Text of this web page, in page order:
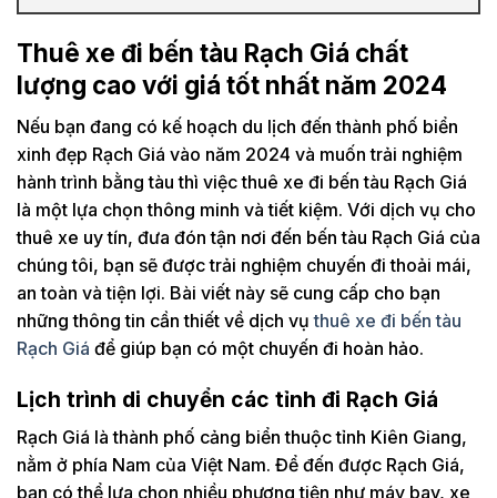
Thuê xe đi bến tàu Rạch Giá chất
lượng cao với giá tốt nhất năm 2024
Nếu bạn đang có kế hoạch du lịch đến thành phố biển
xinh đẹp Rạch Giá vào năm 2024 và muốn trải nghiệm
hành trình bằng tàu thì việc thuê xe đi bến tàu Rạch Giá
là một lựa chọn thông minh và tiết kiệm. Với dịch vụ cho
thuê xe uy tín, đưa đón tận nơi đến bến tàu Rạch Giá của
chúng tôi, bạn sẽ được trải nghiệm chuyến đi thoải mái,
an toàn và tiện lợi. Bài viết này sẽ cung cấp cho bạn
những thông tin cần thiết về dịch vụ thuê xe đi bến tàu
Rạch Giá để giúp bạn có một chuyến đi hoàn hảo.
Lịch trình di chuyển các tỉnh đi Rạch Giá
Rạch Giá là thành phố cảng biển thuộc tỉnh Kiên Giang,
nằm ở phía Nam của Việt Nam. Để đến được Rạch Giá,
bạn có thể lựa chọn nhiều phương tiện như máy bay, xe